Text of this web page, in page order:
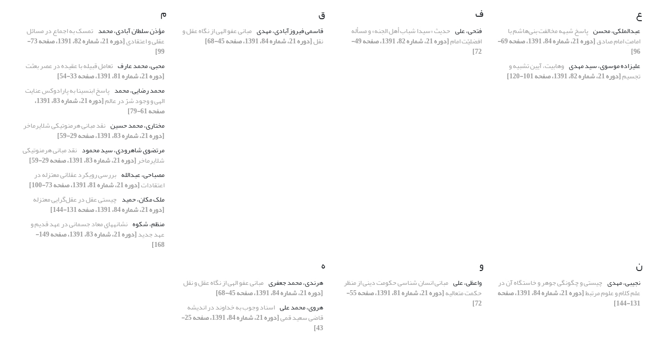
ع
عبدالملکی، محسن پاسخ شبهه مخالفت بنی‌هاشم با
امامتِ امام صادق [دوره 21، شماره 84، 1391، صفحه 69-
96]
علیزاده موسوی، سید مهدی وهابیت، آیین تشبیه و
تجسیم[دوره 21، شماره 82، 1391، صفحه 101-120]
ف
فتحی، علی حدیث «سیدا شباب أهل الجنه» و مسأله
افضلیّت امام [دوره 21، شماره 82، 1391، صفحه 49-
72]
ق
قاسمی فیروزآبادی، مهدی مبانی عفو الهی از نگاه عقل و
نقل[دوره 21، شماره 84، 1391، صفحه 45-68]
م
مؤذن سلطان آبادی، محمد تمسک به اجماع در مسائل
عقلی و اعتقادی [دوره 21، شماره 82، 1391، صفحه 73-
99]
محبی، محمد عارف تعامل قبیله با عقیده در عصر بعثت
[دوره 21، شماره 81، 1391، صفحه 33-54]
محمد رضایی، محمد پاسخ ابن‏‏سینا به پارادوکس عنایت
الهی و وجود شرّ در عالم [دوره 21، شماره 83، 1391،
صفحه 61-79]
مختاری، محمد حسین نقد مبانی هرمنوتیکی شلایرماخر
[دوره 21، شماره 83، 1391، صفحه 29-59]
مرتضوی شاهرودی، سید محمود نقد مبانی هرمنوتیکی
شلایرماخر[دوره 21، شماره 83، 1391، صفحه 29-59]
مصباحی، عبدالله بررسی رویکرد عقلانی معتزله در
اعتقادات[دوره 21، شماره 81، 1391، صفحه 73-100]
ملک مکان، حمید چیستی عقل در عقل‌گرایی معتزله
[دوره 21، شماره 84، 1391، صفحه 131-144]
منظم، شکوه نشانه‏های معاد جسمانی در عهد قدیم و
عهد جدید [دوره 21، شماره 83، 1391، صفحه 149-
168]
ن
نجیبی، مهدی چیستی و چگونگی جوهر و خاستگاه آن در
علم کلام و علوم مرتبط [دوره 21، شماره 84، 1391، صفحه
131-144]
و
واعظی، علی مبانی انسان شناسی حکومت دینی از منظر
حکمت متعالیه [دوره 21، شماره 81، 1391، صفحه 55-
72]
ه
هرندی، محمد جعفری مبانی عفو الهی از نگاه عقل و نقل
[دوره 21، شماره 84، 1391، صفحه 45-68]
هروی، محمد علی اسناد وجوب به خداوند در اندیشه
قاضی سعید قمی [دوره 21، شماره 84، 1391، صفحه 25-
43]